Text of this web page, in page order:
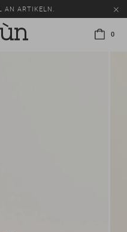
AN ARTIKELN.
0